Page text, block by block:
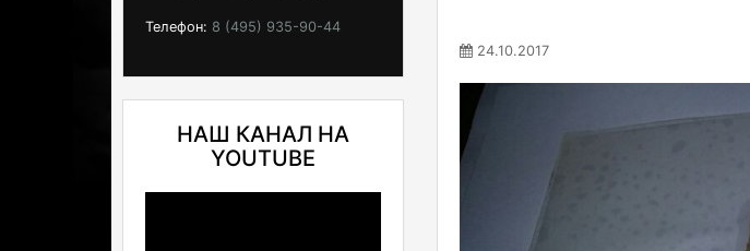
Телефон: 8 (495) 935-90-44
НАШ КАНАЛ НА
YOUTUBE
24.10.2017